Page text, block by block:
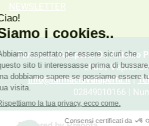
NEWSLETTER
Farmacia Valaperta Dr. Antonio
20069 Vaprio
info@farmaciavalaperta.it|
02849010166 |